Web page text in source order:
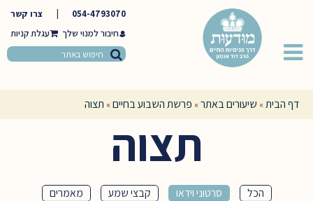
054-4793070
צרו קשר
חיבור למנוי שלך
דף הבית» שיעורים באתר» פרשת השבוע בחיים» תצוה
תצוה
הכל סרטוני וידאו קבצי שמע מאמרים